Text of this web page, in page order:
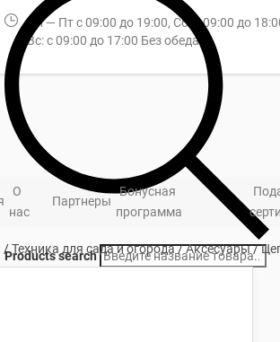
Пн — Пт с 09:00 до 19:00, Сб: с 09:00 до
Вс: с 09:00 до 17:00 Без обеда
Products search
О
нас
Партнеры
Бонусная
программа
/Техника для сада и огорода/Аксесуары/